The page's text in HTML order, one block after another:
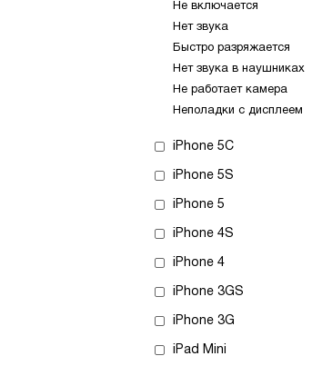
Не включается
Нет звука
Быстро разряжается
Нет звука в наушниках
Не работает камера
Неполадки с дисплеем
iPhone 5C
iPhone 5S
iPhone 5
iPhone 4S
iPhone 4
iPhone 3GS
iPhone 3G
iPad Mini